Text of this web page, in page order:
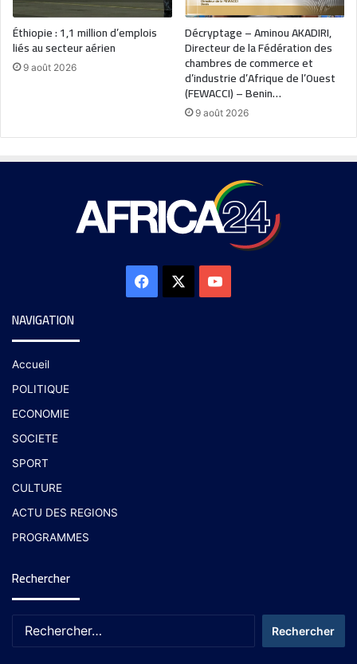
Éthiopie : 1,1 million d’emplois
liés au secteur aérien
9 août 2026
Décryptage – Aminou AKADIRI,
Directeur de la Fédération des
chambres de commerce et
d’industrie d’Afrique de l’Ouest
(FEWACCI) – Benin…
9 août 2026
NAVIGATION
Accueil
POLITIQUE
ECONOMIE
SOCIETE
SPORT
CULTURE
ACTU DES REGIONS
PROGRAMMES
Rechercher